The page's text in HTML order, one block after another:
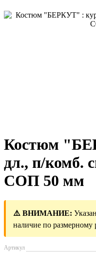
Костюм
дл., п/комб.
СОП 50 мм
⚠️ ВНИМАНИЕ:
наличие по размерному
Артикул